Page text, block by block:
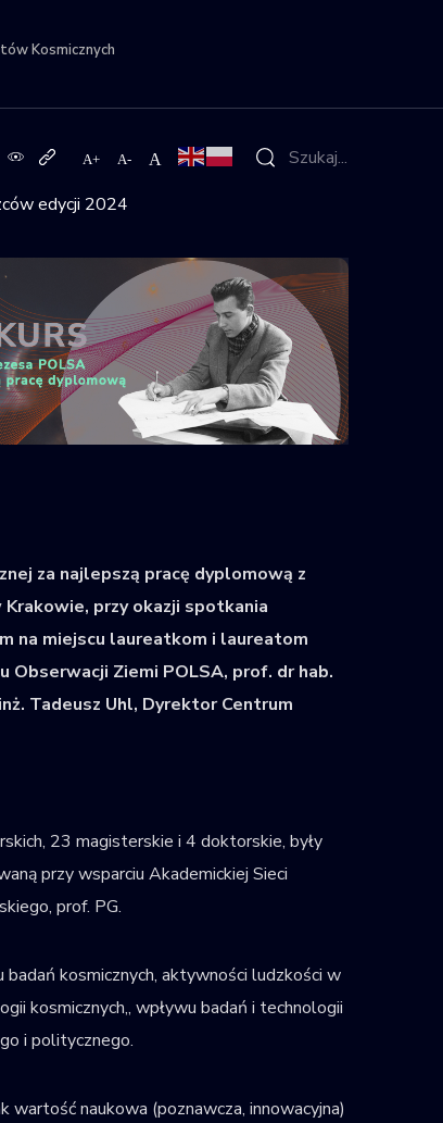
Kosmicznych
edycji 2024
za najlepszą pracę dyplomową z
przy okazji spotkania
na miejscu laureatkom i laureatom
Ziemi POLSA, prof. dr hab.
Tadeusz Uhl, Dyrektor Centrum
23 magisterskie i 4 doktorskie, były
przy wsparciu Akademickiej Sieci
prof. PG.
kosmicznych,​ aktywności ludzkości w
kosmicznych,,​ wpływu badań i technologii
i politycznego.
wartość naukowa (poznawcza, innowacyjna)